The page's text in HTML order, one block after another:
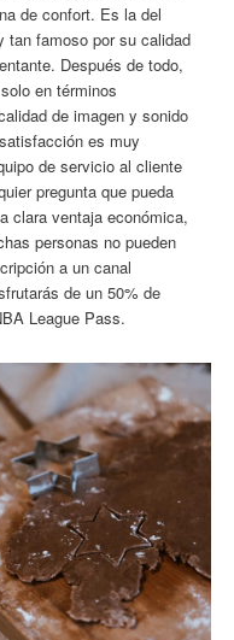
de confort. Es la del
tan famoso por su calidad
Después de todo,
en términos
de imagen y sonido
es muy
de servicio al cliente
pregunta que pueda
clara ventaja económica,
personas no pueden
a un canal
de un 50% de
League Pass.